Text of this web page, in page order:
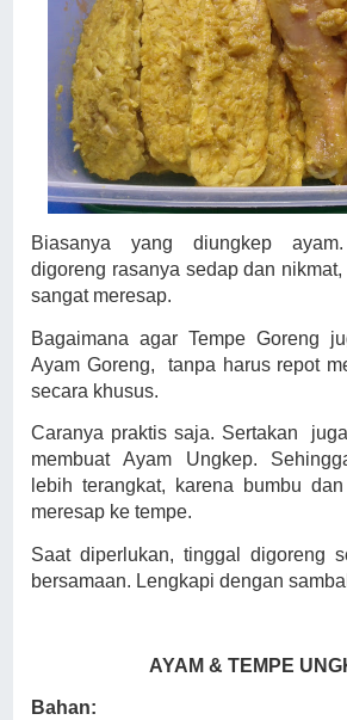
Biasanya yang diungkep
digoreng rasanya sedap dan
sangat meresap.
Bagaimana agar Tempe Goreng
Ayam Goreng,
tanpa harus repot
secara khusus.
Caranya praktis saja. Sertakan
membuat Ayam Ungkep.
lebih terangkat, karena bumbu
meresap ke tempe.
Saat diperlukan, tinggal digoreng
bersamaan. Lengkapi dengan
AYAM & TEMPE
Bahan: